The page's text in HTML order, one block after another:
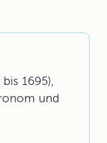
bis 1695),
und